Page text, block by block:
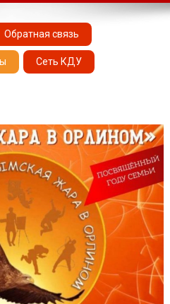
творчества
Обратная связь
Сеть КДУ